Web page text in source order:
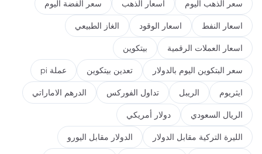
سعر الذهب اليوم اسعار الذهب سعر الفضة اليوم
اسعار النفط اسعار الوقود الغاز الطبيعي
اسعار العملات الرقمية بيتكوين
سعر البتكوين اليوم بالدولار تعدين بيتكوين عملة pi
ايثريوم الريبل تداول الفوركس الدرهم الاماراتي
الريال السعودي دولار أمريكي
الليرة التركية مقابل الدولار الدولار مقابل اليورو